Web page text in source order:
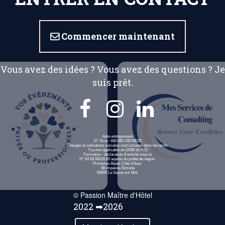
Commencer maintenant
Vous avez des idées ? Vous avez des questions ? Je
suis prêt.
  
Auto-entrepreneur
N° Siret : 440 085 249 00025
Charges et cotisations sociales sont incluses dans les tarifs.
Tva non applicable art.293B du CGI
Formation : déclaration d'activité sous le
N° 93 83 08216 83 auprès du préfet de région
Provence-Alpes-Côte d'Azur
98 impasse Simone
83500 La Seyne sur Mer
© Passion Maître d'Hôtel
2022 ➡2026